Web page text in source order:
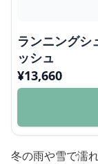
ランニングシ
ッシュ
¥13,660
冬の雨や雪で濡